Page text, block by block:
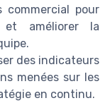
commercial pour
et améliorer la
des indicateurs
menées sur les
en continu.